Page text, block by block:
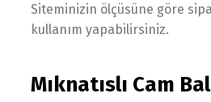
Siteminizin ölçüsüne göre
kullanım yapabilirsiniz.
Mıknatıslı Cam